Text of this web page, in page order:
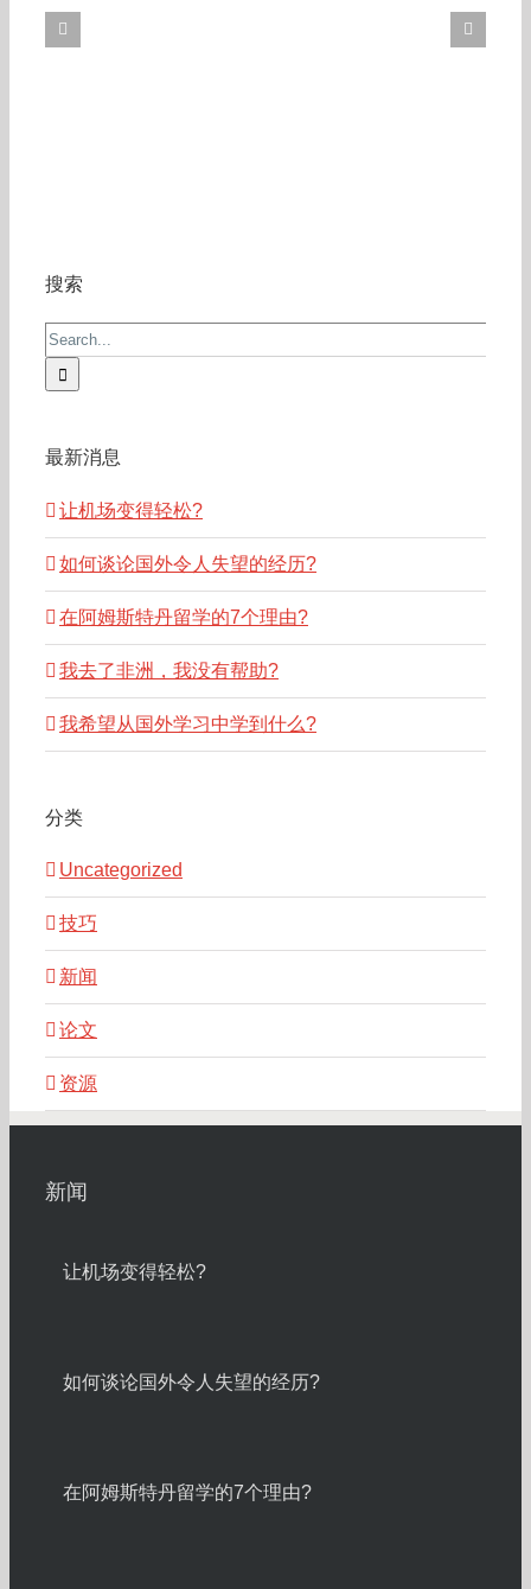
搜索
Search
for:
最新消息
让机场变得轻松?
如何谈论国外令人失望的经历?
在阿姆斯特丹留学的7个理由?
我去了非洲，我没有帮助?
我希望从国外学习中学到什么?
分类
Uncategorized
技巧
新闻
论文
资源
新闻
让机场变得轻松?
如何谈论国外令人失望的经历?
在阿姆斯特丹留学的7个理由?